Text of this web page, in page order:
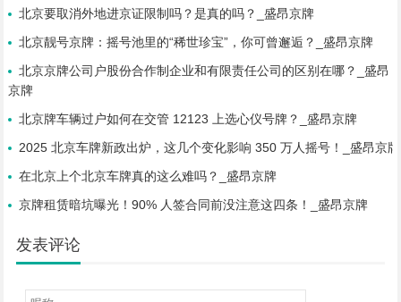
北京要取消外地进京证限制吗？是真的吗？_盛昂京牌
北京靓号京牌：摇号池里的“稀世珍宝”，你可曾邂逅？_盛昂京牌
北京京牌公司户股份合作制企业和有限责任公司的区别在哪？_盛昂
京牌
北京牌车辆过户如何在交管 12123 上选心仪号牌？_盛昂京牌
2025 北京车牌新政出炉，这几个变化影响 350 万人摇号！_盛昂京牌
在北京上个北京车牌真的这么难吗？_盛昂京牌
京牌租赁暗坑曝光！90% 人签合同前没注意这四条！_盛昂京牌
发表评论